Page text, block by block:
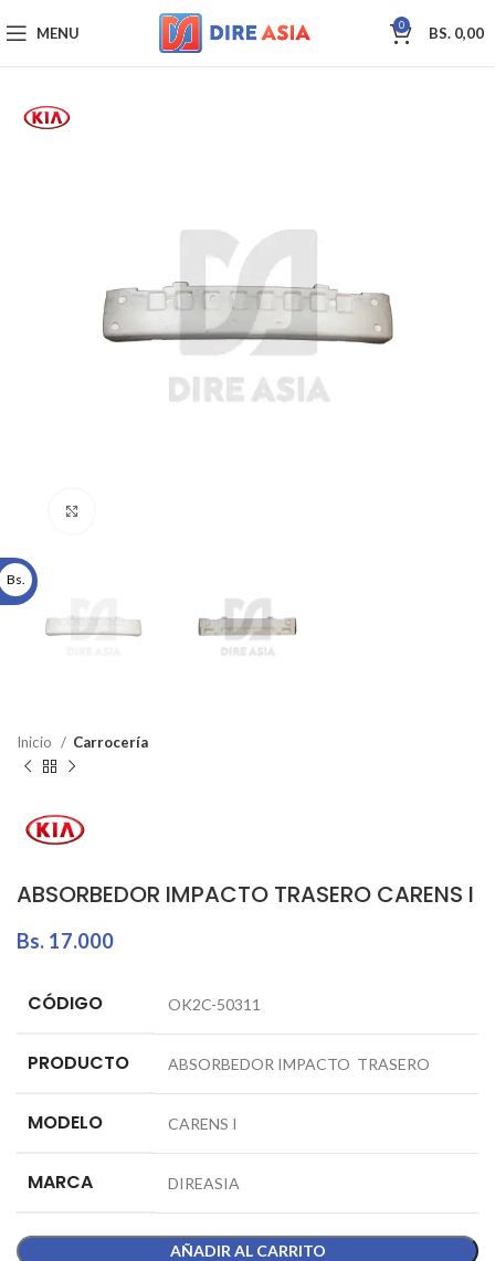
MENU 0 BS. 0,00
Inicio Carrocería
ABSORBEDOR IMPACTO TRASERO CARENS I
Bs. 17.000
CÓDIGO OK2C-50311
PRODUCTO ABSORBEDOR IMPACTO TRASERO
MODELO CARENS I
MARCA DIREASIA
AÑADIR AL CARRITO
Bs.